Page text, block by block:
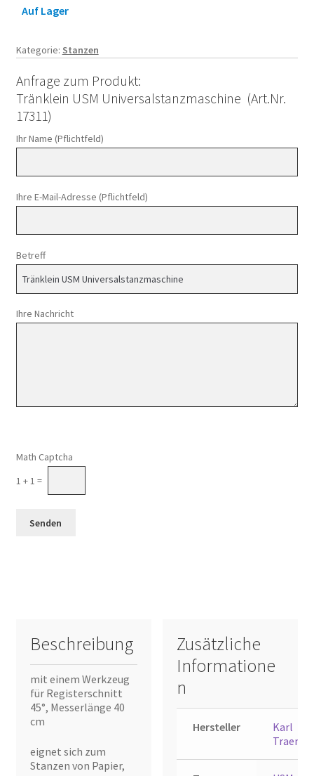
Auf Lager
Kategorie: Stanzen
Anfrage zum Produkt:
Tränklein USM Universalstanzmaschine (Art.Nr.
17311)
Ihr Name (Pflichtfeld)
Ihre E-Mail-Adresse (Pflichtfeld)
Betreff
Ihre Nachricht
Math Captcha
1 + 1 =
Beschreibung
mit einem Werkzeug
für Registerschnitt
45°, Messerlänge 40
cm
eignet sich zum
Stanzen von Papier,
Zusätzliche
Informatione
n
Hersteller
Karl